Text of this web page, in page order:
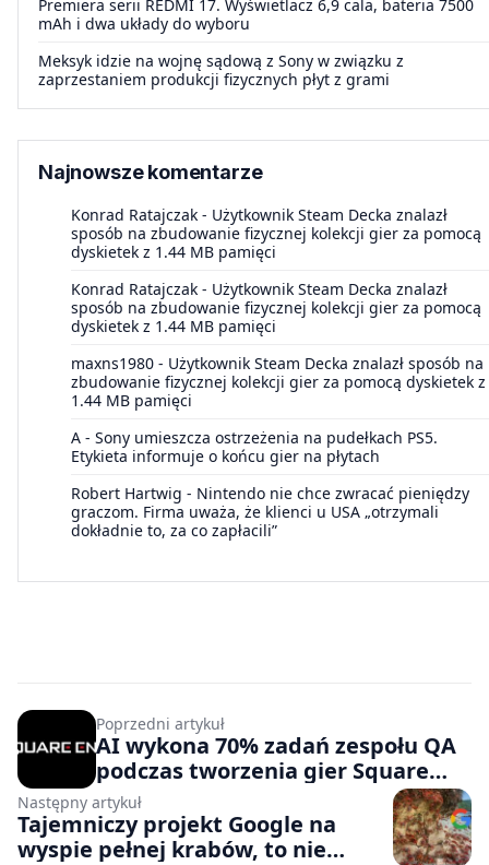
Premiera serii REDMI 17. Wyświetlacz 6,9 cala, bateria 7500
mAh i dwa układy do wyboru
Meksyk idzie na wojnę sądową z Sony w związku z
zaprzestaniem produkcji fizycznych płyt z grami
Najnowsze komentarze
Konrad Ratajczak - Użytkownik Steam Decka znalazł
sposób na zbudowanie fizycznej kolekcji gier za pomocą
dyskietek z 1.44 MB pamięci
Konrad Ratajczak - Użytkownik Steam Decka znalazł
sposób na zbudowanie fizycznej kolekcji gier za pomocą
dyskietek z 1.44 MB pamięci
maxns1980 - Użytkownik Steam Decka znalazł sposób na
zbudowanie fizycznej kolekcji gier za pomocą dyskietek z
1.44 MB pamięci
A - Sony umieszcza ostrzeżenia na pudełkach PS5.
Etykieta informuje o końcu gier na płytach
Robert Hartwig - Nintendo nie chce zwracać pieniędzy
graczom. Firma uważa, że klienci u USA „otrzymali
dokładnie to, za co zapłacili”
Poprzedni artykuł
AI wykona 70% zadań zespołu QA
podczas tworzenia gier Square
Enix, a pracownicy w Europie i USA
żegnają się z posadami
Następny artykuł
Tajemniczy projekt Google na
wyspie pełnej krabów, to nie